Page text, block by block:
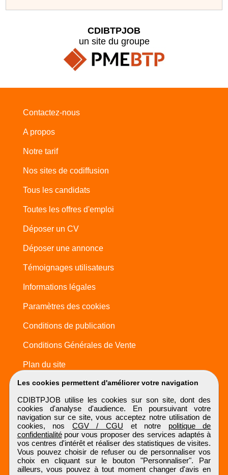
Les cookies permettent d'améliorer votre navigation
CDIBTPJOB utilise les cookies sur son site, dont des
cookies d'analyse d'audience. En poursuivant votre
navigation sur ce site, vous acceptez notre utilisation de
cookies, nos CGV / CGU et notre politique de
confidentialitépour vous proposer des services adaptés à
vos centres d'intérêt et réaliser des statistiques de visites.
Vous pouvez choisir de refuser ou de personnaliser vos
choix en cliquant sur le bouton "Personnaliser". Par
ailleurs, vous pouvez à tout moment changer d'avis en
CDIBTPJOB
un site du groupe
Contactez-nous
A propos
Notre tarif
Nos sites de codiffusion
Tous les candidats
Toutes les offres d'emploi
Déposer un CV
Déposer une annonce
Témoignages utilisateurs
Informations légales
Paramètres des cookies
Conditions de publication
Conditions Générales de Vente
Plan du site